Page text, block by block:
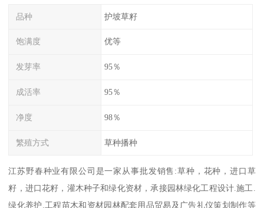
品种 护坡草籽
饱满度 优等
发芽率 95％
成活率 95％
净度 98％
繁殖方式 草种播种
江苏野春种业有限公司是一家从事批发销售:草种，花种，进口草
籽，进口花籽，灌木种子和绿化资材，承接园林绿化工程设计.施工.
绿化养护.工程苗木和资材园林配套用品贸易及广告礼仪策划制作等